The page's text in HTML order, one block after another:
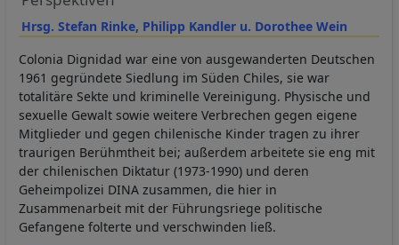
Hrsg. Stefan Rinke, Philipp Kandler u. Dorothee Wein
Colonia Dignidad war eine von ausgewanderten Deutschen
1961 gegründete Siedlung im Süden Chiles, sie war
totalitäre Sekte und kriminelle Vereinigung. Physische und
sexuelle Gewalt sowie weitere Verbrechen gegen eigene
Mitglieder und gegen chilenische Kinder tragen zu ihrer
traurigen Berühmtheit bei; außerdem arbeitete sie eng mit
der chilenischen Diktatur (1973-1990) und deren
Geheimpolizei DINA zusammen, die hier in
Zusammenarbeit mit der Führungsriege politische
Gefangene folterte und verschwinden ließ.